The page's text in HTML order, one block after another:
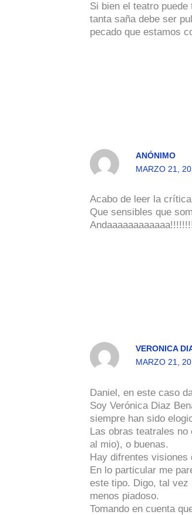
Si bien el teatro
tanta saña debe ser
pecado que estamos
ANÓNIMO
MARZO 21,
Acabo de leer la
Que sensibles que
VERONICA
MARZO 21,
Daniel, en este caso
Soy Verónica Diaz
siempre han sido
Las obras teatrales
al mio), o buenas.
Hay difrentes visiones
En lo particular me
este tipo. Digo, tal vez
menos piadoso.
Tomando en cuenta